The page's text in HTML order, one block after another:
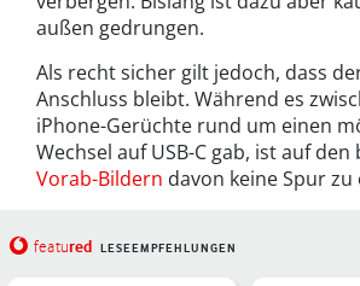
außen gedrungen.
Als recht sicher gilt jedoch, dass
Anschluss bleibt. Während es
iPhone-Gerüchte rund um einen
Wechsel auf USB-C gab, ist auf
Vorab-Bildern davon keine Spur zu
featured LESEEMPFEHLUNGEN